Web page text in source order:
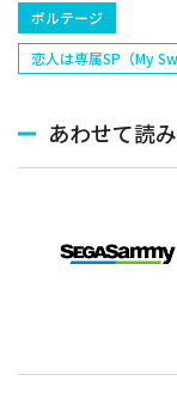
ボルテージ
恋人は専属SP（My
あわせて読